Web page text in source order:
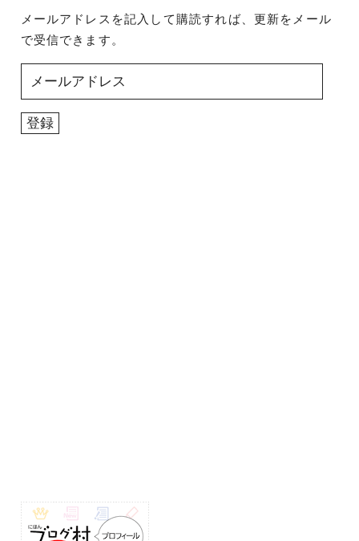
メールアドレスを記入して購読すれば、更新をメール
で受信できます。
ル
ア
登録